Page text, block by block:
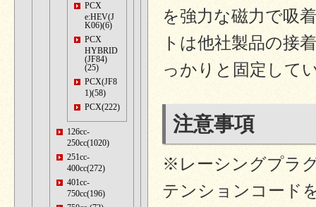
PCX
e:HEV(J
K06)(6)
PCX
HYBRID
(JF84)
(25)
PCX(JF8
1)(58)
PCX(222)
126cc-
250cc(1020)
251cc-
400cc(272)
401cc-
750cc(196)
を強力な磁力で吸
トは他社製品の接
っかりと固定して
注意事項
※レーシングプラ
テンションコード